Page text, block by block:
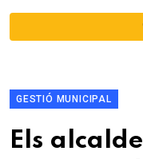
GESTIÓ MUNICIPAL
Els